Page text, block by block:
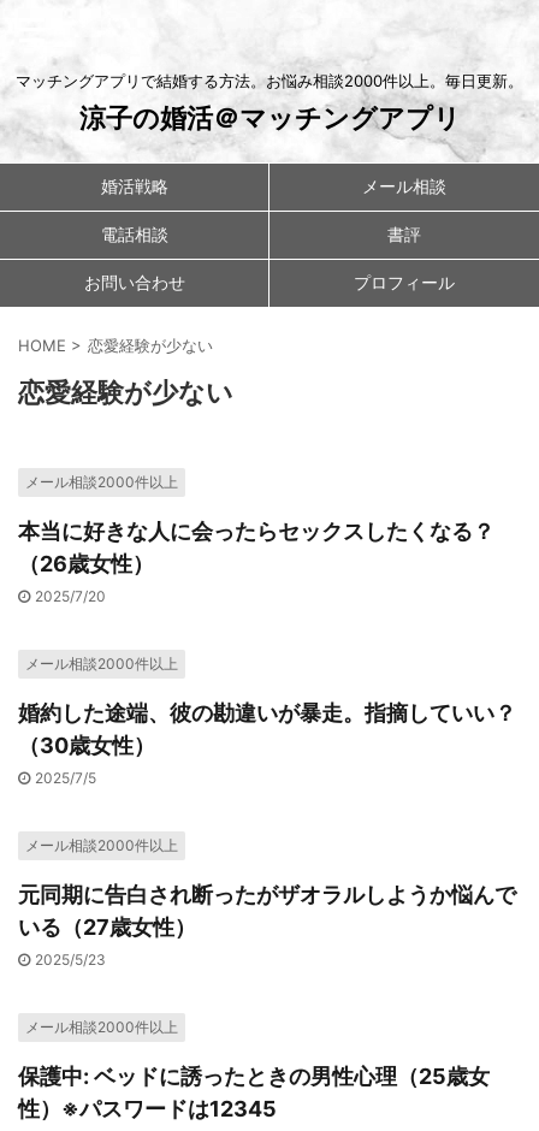
マッチングアプリで結婚する方法。お悩み相談2000件以上。毎日更新。
涼子の婚活＠マッチングアプリ
婚活戦略 メール相談
電話相談 書評
お問い合わせ プロフィール
HOME > 恋愛経験が少ない
恋愛経験が少ない
メール相談2000件以上
本当に好きな人に会ったらセックスしたくなる？
（26歳女性）
2025/7/20
メール相談2000件以上
婚約した途端、彼の勘違いが暴走。指摘していい？
（30歳女性）
2025/7/5
メール相談2000件以上
元同期に告白され断ったがザオラルしようか悩んで
いる（27歳女性）
2025/5/23
メール相談2000件以上
保護中: ベッドに誘ったときの男性心理（25歳女
性）※パスワードは12345